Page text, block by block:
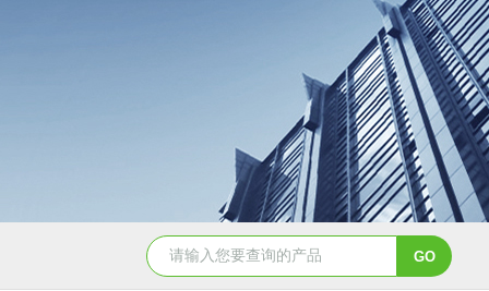
JY-K-48T小型恒温恒湿试验箱半导体行业专用 JY-K-